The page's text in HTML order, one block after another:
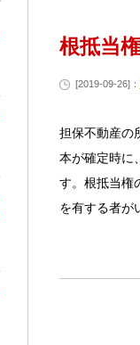
根抵当
[2019-09-26]：
担保不動産の
本が確定時に
す。根抵当権
を有する者が